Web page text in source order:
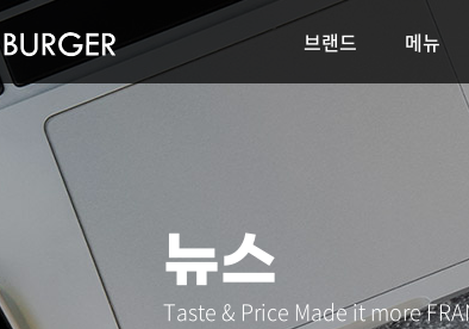
브랜드 메뉴
뉴스
Taste & Price Made it more